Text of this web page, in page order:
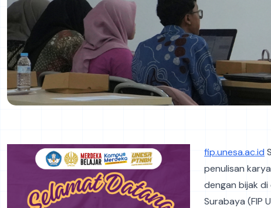
fip.unesa.ac.id
penulisan
dengan bijak di
Surabaya (FIP